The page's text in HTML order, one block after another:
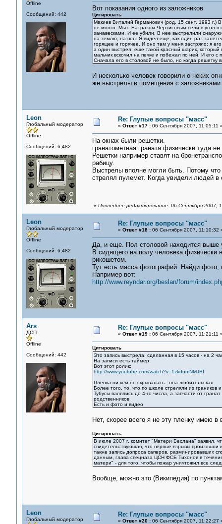
Offline
Сообщений: 442
Вот показания одного из заложников
Цитировать
Макиев Виталий Германович (род. 15 сент. 1993 г.)
не много. Мы с Батразом Чертисовым сели в угол в
занавесками. И ее убили. В нее выстрелили
на землю, на пол. Я видел еще, как один раз
горящее и горячее. И оно там у меня застряло: я
а один выстрел: еще такой красный шарик,
мальчик вскочил на печке и побежал по ней. И его с
Сначала его в столовой не было, но когда решетку
И несколько человек говорили о неких
же выстрелы в помещения с
Leon
Глобальный модератор
Offline
Сообщений: 6,482
Re: Глупые вопросы "масс"
« Ответ #17 :06 Сентября 2007, 11:05:11
На окнах были решетки.
гранатометная граната физически туда
Решетки например ставят на
рабицу.
Выстрелы вполне могли быть. Потому что
стрелял пулемет. Когда увидели людей в
« Последнее редактирование: 06 Сентября 2007,
Leon
Глобальный модератор
Offline
Сообщений: 6,482
Re: Глупые вопросы "масс"
« Ответ #18 :06 Сентября 2007, 11:10:32
Да, и еще. Пол столовой находится выше
В сидящего на полу человека физически
рикошетом.
Тут есть масса фотографий. Найди
Например вот:
http://www.reyndar.org/beslan/forum/
Ars
ДСП
Offline
Сообщений: 442
Re: Глупые вопросы "масс"
« Ответ #19 :06 Сентября 2007, 11:21:11
Цитировать
Это запись выстрела, сделанная в 15 часов - на 2
На записи есть таймер.
Вот этот ролик:
http://www.youtube.com/watch?v=1zkdumNMJBI
Пленка ни кем не скрывалась - она любительская.
Более того, то, что по школе стреляли из
Тубусы валялись до 4-го числа, а запчасти от
родственников.
Есть и фото и видео
Нет, скорее всего я не эту пленку имею
Цитировать
В июле 2007 г. комитет "Матери Беслана" заявил,
свидетельствующая, что первые взрывы
также запись допроса саперов, разминировавших
данным, глава спецназа ЦСН ФСБ Тихонов в
матери" - для того, чтобы пожар уничтожил все
Вообще, можно это (Википедия) по
Leon
Глобальный модератор
Re: Глупые вопросы "масс"
« Ответ #20 :06 Сентября 2007, 11:22:27